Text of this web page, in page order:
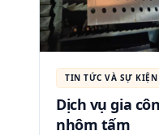
TIN TỨC VÀ SỰ KIỆN
Dịch vụ gia
nhôm tấm